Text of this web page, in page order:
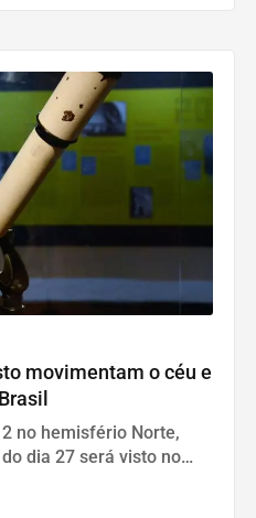
movimentam o céu e
no hemisfério Norte,
dia 27 será visto no
Observatório Nacional.